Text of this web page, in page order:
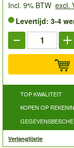
Incl. 9% BTW excl.
Levertijd: 3-4
TOP KWALITEIT
KOPEN OP
Verlanglijstje